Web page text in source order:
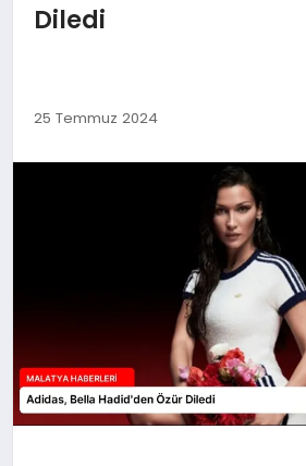
DÜNYA
SPOR
Diledi
25 Temmuz 2024